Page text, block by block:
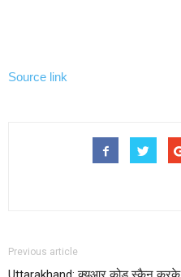
Source link
Previous article